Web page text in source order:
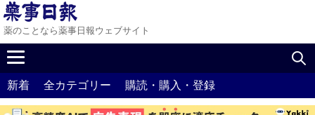
薬のことなら薬事日報ウェブサイト
新着 全カテゴリー 購読・購入・登録